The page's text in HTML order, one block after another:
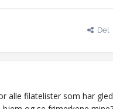
Del
alle filatelister som har